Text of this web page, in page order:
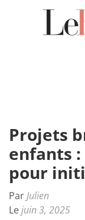
Projets
enfants
pour
ParJulien
Lejuin 3, 2025